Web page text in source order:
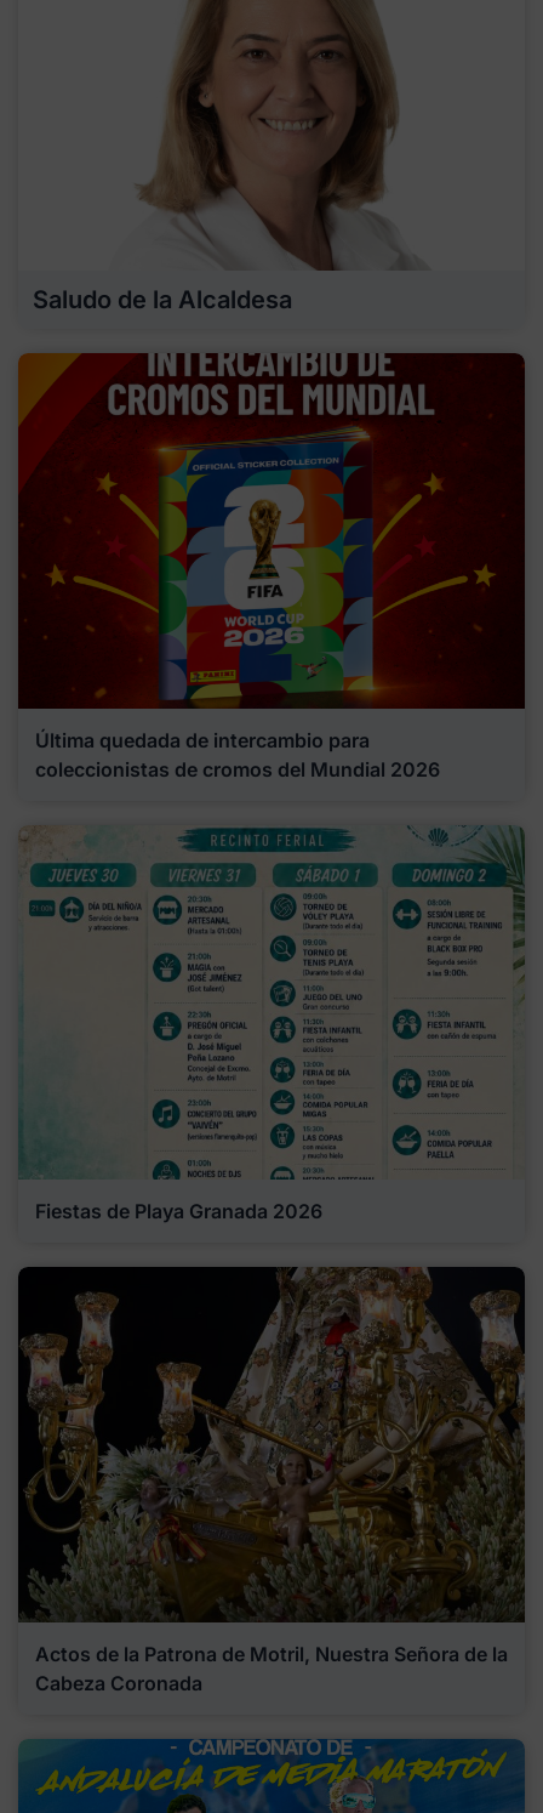
Saludo de la Alcaldesa
Última quedada de intercambio para
coleccionistas de cromos del Mundial 2026
Fiestas de Playa Granada 2026
Actos de la Patrona de Motril, Nuestra Señora de la
Cabeza Coronada